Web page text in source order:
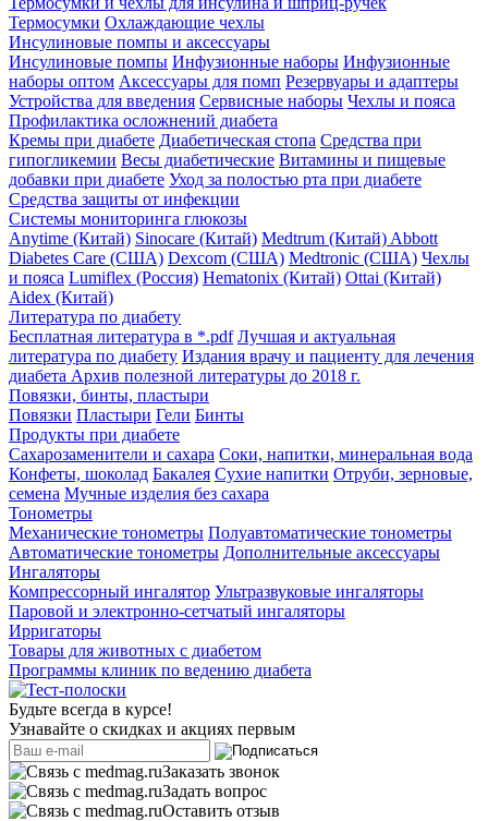
Термосумки Охлаждающие чехлы
Инсулиновые помпы и аксессуары
Инсулиновые помпы Инфузионные наборы Инфузионные
наборы оптом Аксессуары для помп Резервуары и адаптеры
Устройства для введения Сервисные наборы Чехлы и пояса
Профилактика осложнений диабета
Кремы при диабете Диабетическая стопа Средства при
гипогликемии Весы диабетические Витамины и пищевые
добавки при диабете Уход за полостью рта при диабете
Средства защиты от инфекции
Системы мониторинга глюкозы
Anytime (Китай) Sinocare (Китай) Medtrum (Китай) Abbott
Diabetes Care (США) Dexcom (США) Medtronic (США) Чехлы
и пояса Lumiflex (Россия) Hematonix (Китай) Ottai (Китай)
Aidex (Китай)
Литература по диабету
Бесплатная литература в *.pdf Лучшая и актуальная
литература по диабету Издания врачу и пациенту для лечения
диабета Архив полезной литературы до 2018 г.
Повязки, бинты, пластыри
Повязки Пластыри Гели Бинты
Продукты при диабете
Сахарозаменители и сахара Соки, напитки, минеральная вода
Конфеты, шоколад Бакалея Сухие напитки Отруби, зерновые,
семена Мучные изделия без сахара
Тонометры
Механические тонометры Полуавтоматические тонометры
Автоматические тонометры Дополнительные аксессуары
Ингаляторы
Компрессорный ингалятор Ультразвуковые ингаляторы
Паровой и электронно-сетчатый ингаляторы
Ирригаторы
Товары для животных с диабетом
Программы клиник по ведению диабета
Будьте всегда в курсе!
Узнавайте о скидках и акциях первым
Заказать звонок
Задать вопрос
Оставить отзыв